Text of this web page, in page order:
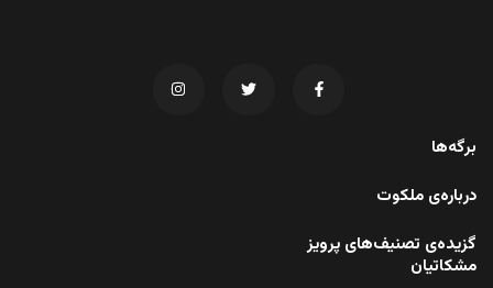
برگه‌ها
درباره‌ی ملکوت
گزیده‌ی تصنیف‌های پرویز
مشکاتیان